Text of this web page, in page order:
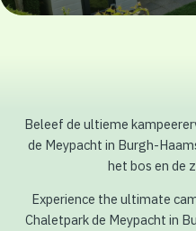
Beleef de ultieme
de Meypacht in Burgh-
het bos en de
Experience the ultimate
Chaletpark de Meypacht in